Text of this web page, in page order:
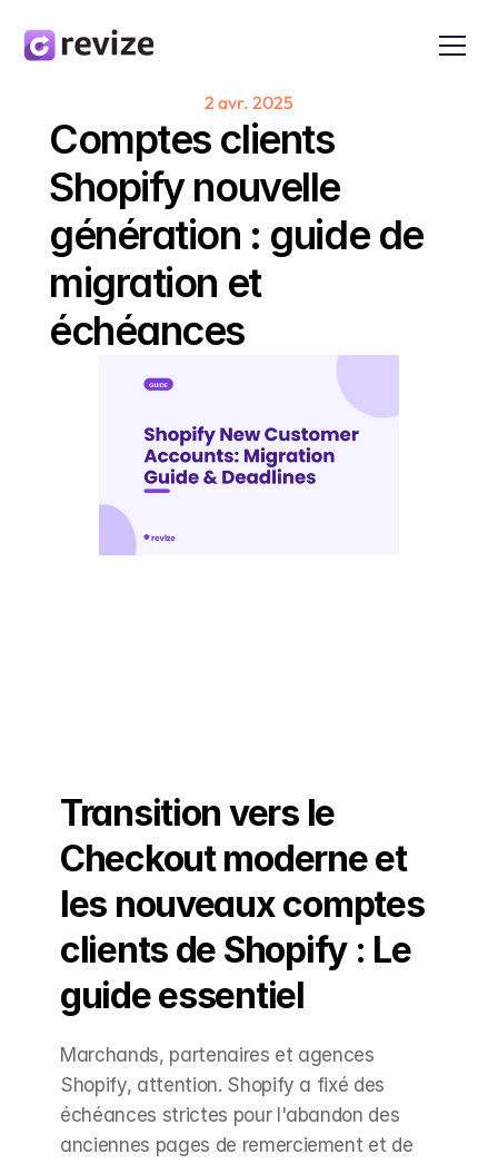
2 avr. 2025
Comptes clients
Shopify nouvelle
génération : guide de
migration et
échéances
Transition vers le
Checkout moderne et
les nouveaux comptes
clients de Shopify : Le
guide essentiel
Marchands, partenaires et agences
Shopify, attention. Shopify a fixé des
échéances strictes pour l'abandon des
anciennes pages de remerciement et de